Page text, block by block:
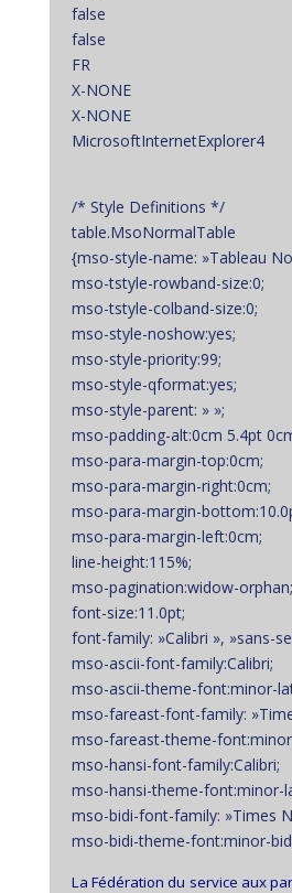
false
false
FR
X-NONE
X-NONE
MicrosoftInternetExplorer4
/* Style Definitions */
table.MsoNormalTable
{mso-style-name: »Tableau
mso-tstyle-rowband-size:0;
mso-tstyle-colband-size:0;
mso-style-noshow:yes;
mso-style-priority:99;
mso-style-qformat:yes;
mso-style-parent: » »;
mso-padding-alt:0cm 5.4pt
mso-para-margin-top:0cm;
mso-para-margin-right:0cm;
mso-para-margin-
mso-para-margin-left:0cm;
line-height:115%;
mso-pagination:widow-orphan;
font-size:11.0pt;
font-family: »Calibri », »sans-
mso-ascii-font-family:Calibri;
mso-ascii-theme-font:minor-
mso-fareast-font-family:
mso-fareast-theme-
mso-hansi-font-family:Calibri;
mso-hansi-theme-font:minor-
mso-bidi-font-family: »Times
mso-bidi-theme-font:minor-
La Fédération du service aux